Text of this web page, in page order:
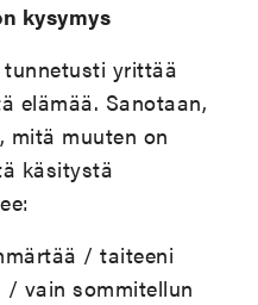
kysymys
tunnetusti yrittää
elämää. Sanotaan,
mitä muuten on
käsitystä
/ taiteeni
vain sommitellun